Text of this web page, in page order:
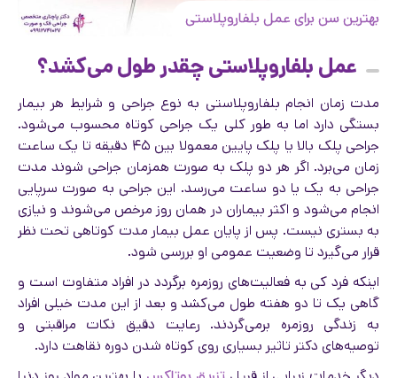
بهترین سن برای عمل بلفاروپلاستی
عمل بلفاروپلاستی چقدر طول می‌کشد؟
مدت زمان انجام بلفاروپلاستی به نوع جراحی و شرایط هر بیمار
بستگی دارد اما به طور کلی یک جراحی کوتاه محسوب می‌شود.
جراحی پلک بالا یا پلک پایین معمولا بین ۴۵ دقیقه تا یک ساعت
زمان می‌برد. اگر هر دو پلک به صورت همزمان جراحی شوند مدت
جراحی به یک یا دو ساعت می‌رسد. این جراحی به صورت سرپایی
انجام می‌شود و اکثر بیماران در همان روز مرخص می‌شوند و نیازی
به بستری نیست. پس از پایان عمل بیمار مدت کوتاهی تحت نظر
قرار می‌گیرد تا وضعیت عمومی او بررسی شود.
اینکه فرد کی به فعالیت‌های روزمره برگردد در افراد متفاوت است و
گاهی یک تا دو هفته طول می‌کشد و بعد از این مدت خیلی افراد
به زندگی روزمره برمی‌گردند. رعایت دقیق نکات مراقبتی و
توصیه‌های دکتر تاثیر بسیاری روی کوتاه شدن دوره نقاهت دارد.